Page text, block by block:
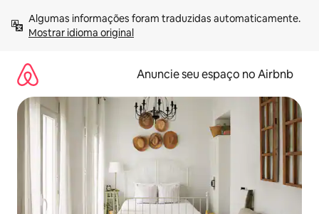
para
Mostrar idioma original
Anuncie seu espaço no Airbnb